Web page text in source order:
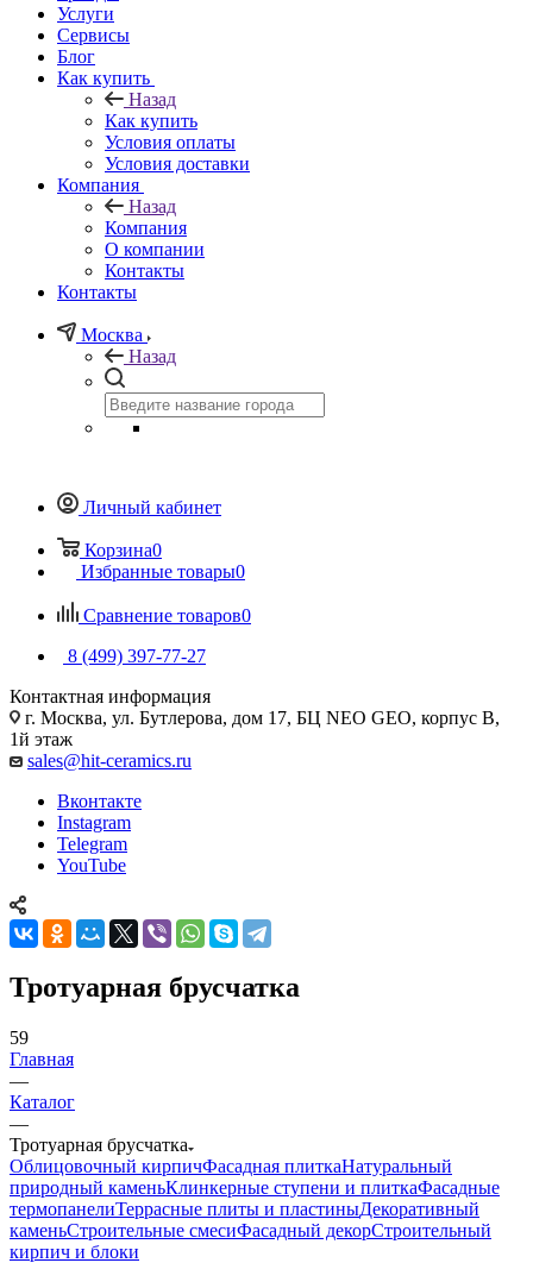
Услуги
Сервисы
Блог
Как купить
Назад
Как купить
Условия оплаты
Условия доставки
Компания
Назад
Компания
О компании
Контакты
Контакты
Москва
Назад
Личный кабинет
Корзина0
Избранные товары0
Сравнение товаров0
8 (499) 397-77-27
Контактная информация
г. Москва, ул. Бутлерова, дом 17, БЦ NEO GEO, корпус В,
1й этаж
sales@hit-ceramics.ru
Вконтакте
Instagram
Telegram
YouTube
Тротуарная брусчатка
59
Главная
—
Каталог
—
Тротуарная брусчатка
Облицовочный кирпичФасадная плиткаНатуральный
природный каменьКлинкерные ступени и плиткаФасадные
термопанелиТеррасные плиты и пластиныДекоративный
каменьСтроительные смесиФасадный декорСтроительный
кирпич и блоки